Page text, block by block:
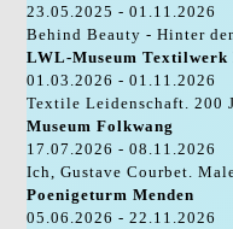
23.05.2025 - 01.11.2026
Behind Beauty - Hinter
LWL-Museum Textilwerk
01.03.2026 - 01.11.2026
Textile Leidenschaft. 200
Museum Folkwang
17.07.2026 - 08.11.2026
Ich, Gustave Courbet.
Poenigeturm Menden
05.06.2026 - 22.11.2026